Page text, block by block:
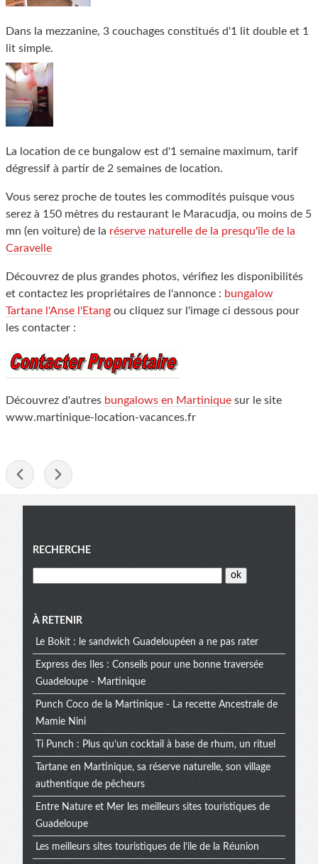
Dans la mezzanine, 3 couchages constitués d'1 lit double et 1
lit simple.
La location de ce bungalow est d'1 semaine maximum, tarif
dégressif à partir de 2 semaines de location.
Vous serez proche de toutes les commodités puisque vous
serez à 150 mètres du restaurant le Maracudja, ou moins de 5
mn (en voiture) de la réserve naturelle de la presqu'île de la
Caravelle
Découvrez de plus grandes photos, vérifiez les disponibilités
et contactez les propriétaires de l'annonce : bungalow
Tartane l'Anse l'Etang ou cliquez sur l'image ci dessous pour
les contacter :
Découvrez d'autres bungalows en Martinique sur le site
www.martinique-location-vacances.fr
Menu
RECHERCHE
À RETENIR
Le Bokit : le sandwich Guadeloupéen a ne pas rater
Express des Iles : Conseils pour une bonne traversée
Guadeloupe - Martinique
Punch Coco de la Martinique - La recette Ancestrale de
Mamie Nini
Ti Punch : Plus qu’un cocktail à base de rhum, un rituel
Tartane en Martinique, sa réserve naturelle, son village
authentique de pêcheurs
Entre Nature et Mer les meilleurs sites touristiques de
Guadeloupe
Les meilleurs sites touristiques de l’ile de la Réunion